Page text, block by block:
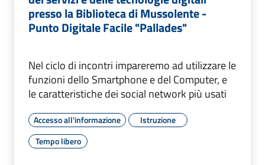
presso la Biblioteca di Mussolente -
Punto Digitale Facile "Pallades"
Nel ciclo di incontri impareremo ad utilizzare le
funzioni dello Smartphone e del Computer, e
le caratteristiche dei social network più usati
Accesso all'informazione
Istruzione
Tempo libero